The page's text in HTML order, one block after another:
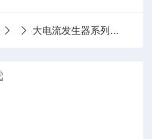
大电流发生器系列